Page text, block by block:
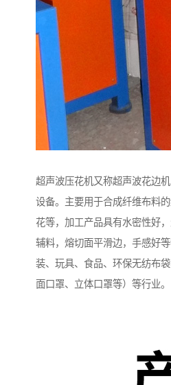
超声波压花机又称超声波花边
设备。主要用于合成纤维布料
花等，加工产品具有水密性好
辅料，熔切面平滑边，手感好
装、玩具、食品、环保无纺布
面口罩、立体口罩等）等行业。